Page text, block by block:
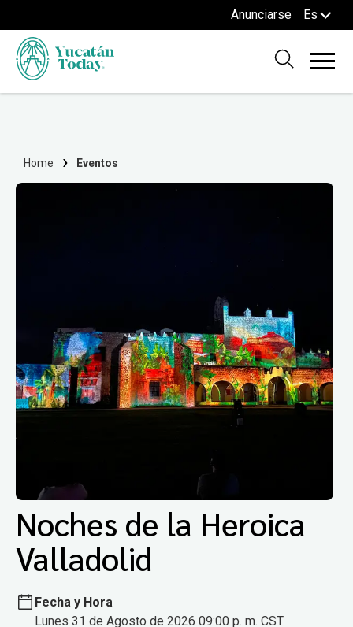
Anunciarse Es
Home Eventos
Noches de la Heroica
Valladolid
Fecha y Hora
Lunes 31 de Agosto de 2026 09:00 p. m. CST